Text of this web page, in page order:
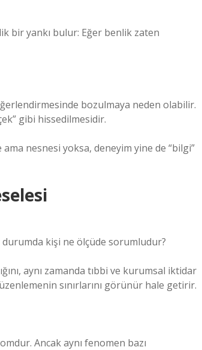
bir yankı bulur: Eğer benlik zaten
bozulmaya neden olabilir.
gibi hissedilmesidir.
nesnesi yoksa, deneyim yine de “bilgi”
kişi ne ölçüde sorumludur?
aynı zamanda tıbbi ve kurumsal iktidar
sınırlarını görünür hale getirir.
Ancak aynı fenomen bazı